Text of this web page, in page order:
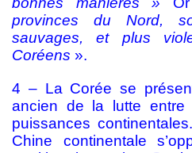
provinces du Nord,
sauvages, et plus
Coréens ».
4 – La Corée se
ancien de la lutte entre
puissances
Chine continentale